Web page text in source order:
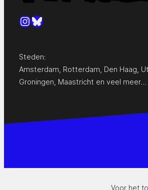
Voor het
Instagram
Bluesky
Steden:
Amsterdam Rotterdam Den Haag
Groningen Maastricht en veel meer…